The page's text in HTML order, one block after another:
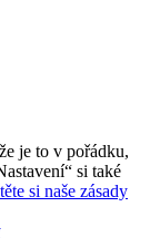
je to v pořádku,
si také
si naše zásady